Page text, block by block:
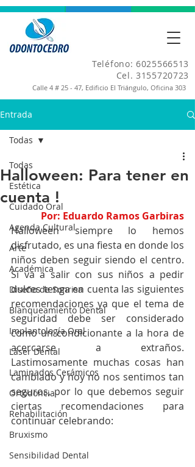
Teléfono: 6025566513
Cel. 3155720723
Calle 4 # 25 - 47, Edificio El Triángulo, Oficina 303
Entrada
Todas
Estética
Cuidado Oral
Agenda Cultural
Arte
Académica
Diseño de Sonrisa
Blanqueamiento Dental
Implantología Oral
Láser Dental
Laminados Cerámicos
Ortodoncia
Rehabilitación
Bruxismo
Sensibilidad Dental
Todas
Halloween: Para tener en
cuenta !
Por: Eduardo Ramos Garbiras
Halloween siempre lo hemos
disfrutado, es una fiesta en donde los
niños deben seguir siendo el centro.
Sí va a salir con sus niños a pedir
dulces tenga en cuenta las siguientes
recomendaciones ya que el tema de
seguridad debe ser considerado
como un condicionante a la hora de
acercarse a extraños.
Lastimosamente muchas cosas han
cambiado y hoy no nos sentimos tan
seguros, por lo que debemos seguir
ciertas recomendaciones para
continuar celebrando: